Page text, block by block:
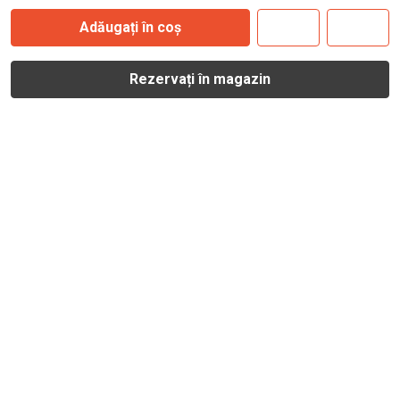
Adăugați în coș
Rezervați în magazin